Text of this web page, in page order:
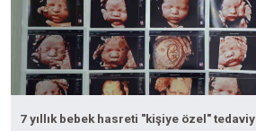
7 yıllık bebek hasreti "kişiye özel"